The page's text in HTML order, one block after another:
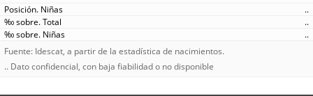
..
..
..
Fuente: Idescat, a partir de la estadística de nacimientos.
.. Dato confidencial, con baja fiabilidad o no disponible